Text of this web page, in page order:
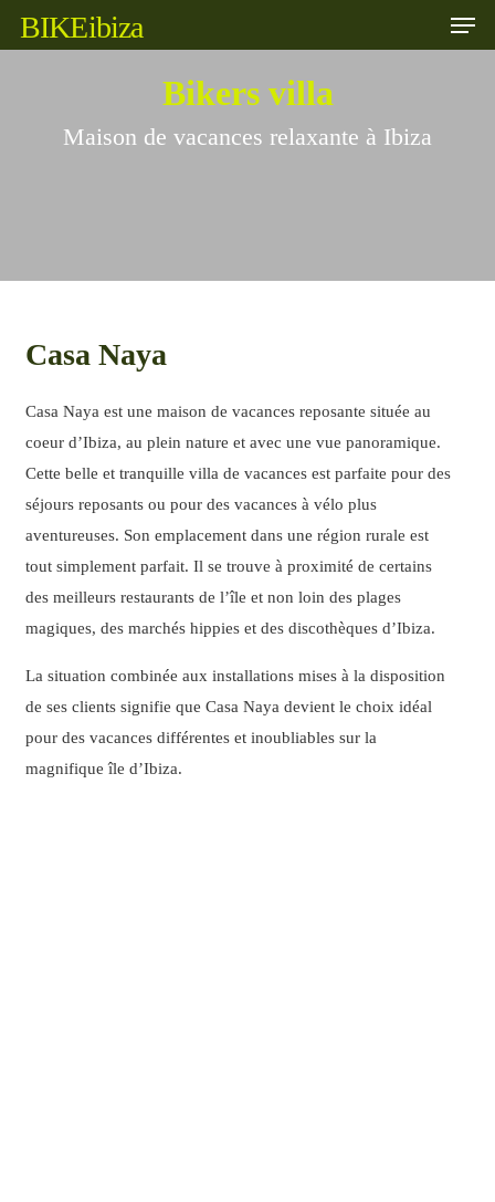
main
BIKEibiza
Bikers villa
Maison de vacances relaxante à Ibiza
Casa Naya
Casa Naya est une maison de vacances reposante située au
coeur d’Ibiza, au plein nature et avec une vue panoramique.
Cette belle et tranquille villa de vacances est parfaite pour des
séjours reposants ou pour des vacances à vélo plus
aventureuses. Son emplacement dans une région rurale est
tout simplement parfait. Il se trouve à proximité de certains
des meilleurs restaurants de l’île et non loin des plages
magiques, des marchés hippies et des discothèques d’Ibiza.
La situation combinée aux installations mises à la disposition
de ses clients signifie que Casa Naya devient le choix idéal
pour des vacances différentes et inoubliables sur la
magnifique île d’Ibiza.